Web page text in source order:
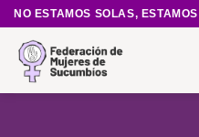
Saltar
contenido
NO ESTAMOS SOLAS,